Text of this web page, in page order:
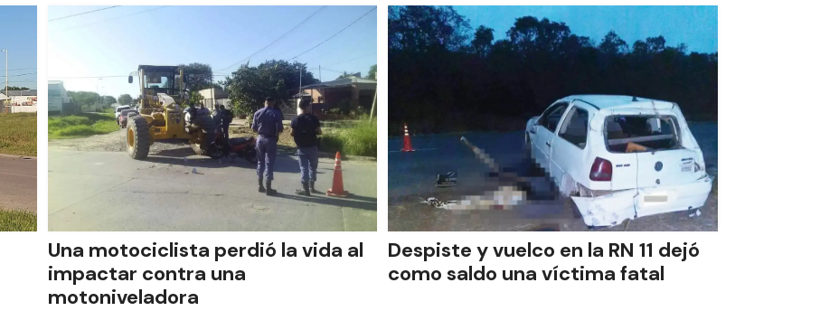
Una motociclista perdió la vida al
impactar contra una
motoniveladora
Despiste y vuelco en la RN 11 dejó
como saldo una víctima fatal